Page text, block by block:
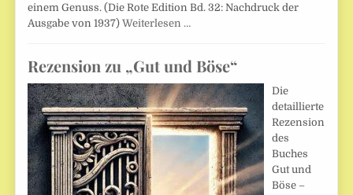
einem Genuss. (Die Rote Edition Bd. 32: Nachdruck der
Ausgabe von 1937)Weiterlesen …
Rezension zu „Gut und Böse“
Die
detaillierte
Rezension
des
Buches
Gut und
Böse –